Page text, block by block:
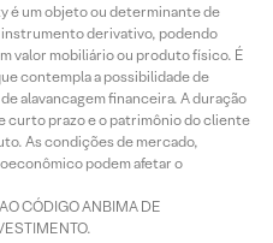
é um objeto ou determinante de
derivativo, podendo
valor mobiliário ou produto físico. É
contempla a possibilidade de
alavancagem financeira. A duração
curto prazo e o patrimônio do cliente
As condições de mercado,
podem afetar o
CÓDIGO ANBIMA DE